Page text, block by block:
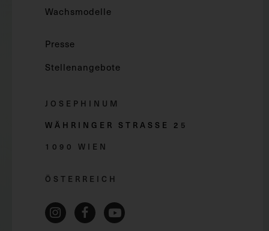
Wachsmodelle
Presse
Stellenangebote
JOSEPHINUM
WÄHRINGER STRASSE 2 5
1090 WIEN
ÖSTERREICH